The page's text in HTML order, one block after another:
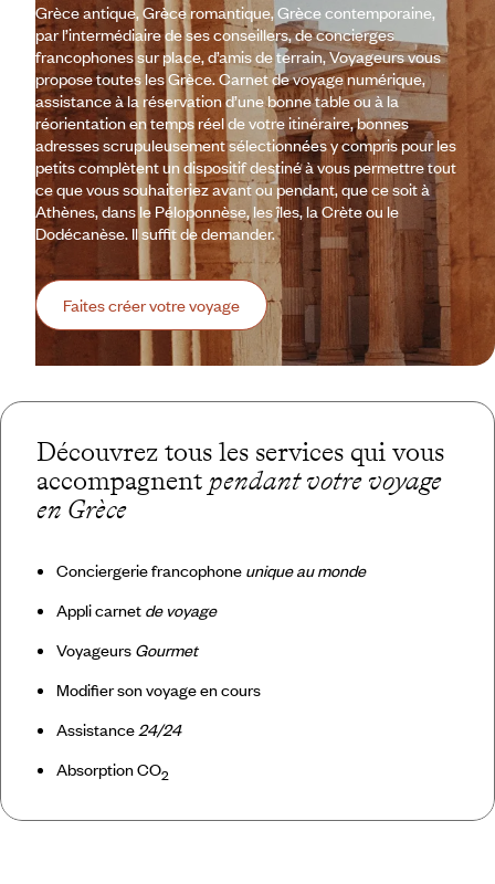
Grèce antique, Grèce romantique, Grèce contemporaine,
par l’intermédiaire de ses conseillers, de concierges
francophones sur place, d’amis de terrain, Voyageurs vous
propose toutes les Grèce. Carnet de voyage numérique,
assistance à la réservation d’une bonne table ou à la
réorientation en temps réel de votre itinéraire, bonnes
adresses scrupuleusement sélectionnées y compris pour les
petits complètent un dispositif destiné à vous permettre tout
ce que vous souhaiteriez avant ou pendant, que ce soit à
Athènes, dans le Péloponnèse, les îles, la Crète ou le
Dodécanèse. Il suffit de demander.
Faites créer votre voyage
Découvrez tous les services qui vous
accompagnent pendant votre voyage
en Grèce
Conciergerie francophone unique au monde
Appli carnet de voyage
Voyageurs Gourmet
Modifier son voyage en cours
Assistance24/24
Absorption CO2